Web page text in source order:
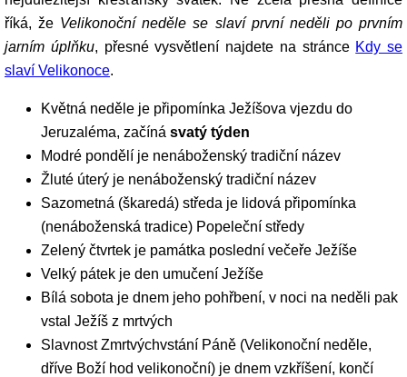
říká, že Velikonoční neděle se slaví první neděli po prvním
jarním úplňku, přesné vysvětlení najdete na stránce Kdy se
slaví Velikonoce.
Květná neděle je připomínka Ježíšova vjezdu do
Jeruzaléma, začíná svatý týden
Modré pondělí je nenáboženský tradiční název
Žluté úterý je nenáboženský tradiční název
Sazometná (škaredá) středa je lidová připomínka
(nenáboženská tradice) Popeleční středy
Zelený čtvrtek je památka poslední večeře Ježíše
Velký pátek je den umučení Ježíše
Bílá sobota je dnem jeho pohřbení, v noci na neděli pak
vstal Ježíš z mrtvých
Slavnost Zmrtvýchvstání Páně (Velikonoční neděle,
dříve Boží hod velikonoční) je dnem vzkříšení, končí